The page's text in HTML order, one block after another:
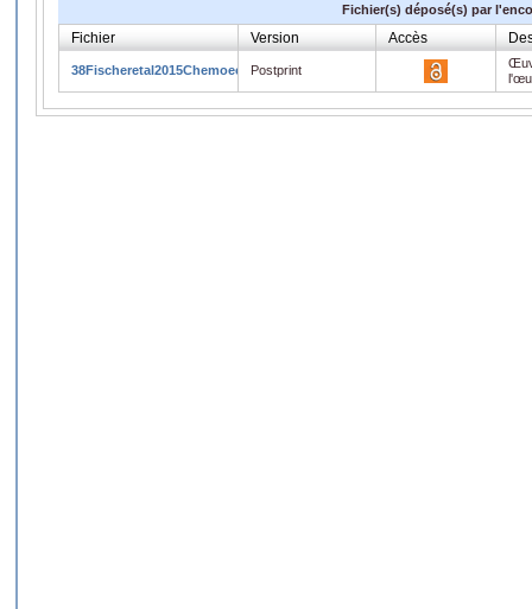
Fichier(s) déposé(s) par
Fichier Version Accès
38Fischeretal2015Chemoecology.pdf
Postprint